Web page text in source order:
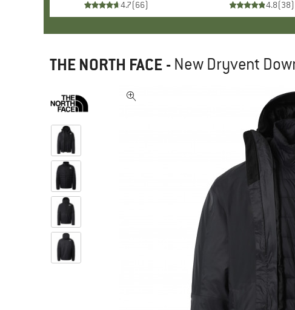
4.7(66) 4.8(38)
THE NORTH FACE - New Dryvent